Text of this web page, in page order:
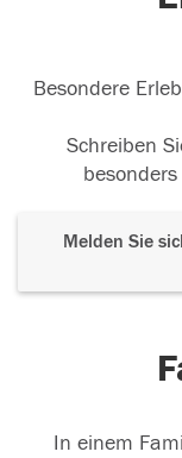
Besondere
Schreiben
Melden Sie
In einem